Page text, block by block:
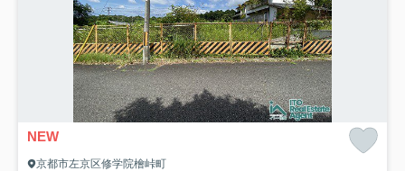
NEW
京都市左京区修学院檜峠町